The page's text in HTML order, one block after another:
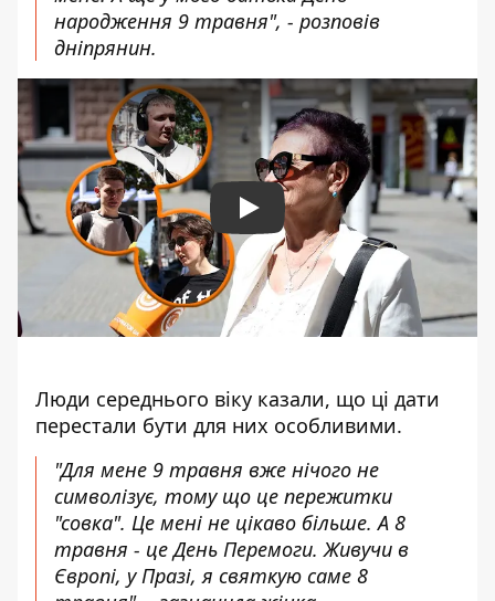
народження 9 травня", - розповів
дніпрянин.
Play
Люди середнього віку казали, що ці дати
перестали бути для них особливими.
"Для мене 9 травня вже нічого не
символізує, тому що це пережитки
"совка". Це мені не цікаво більше. А 8
травня - це День Перемоги. Живучи в
Європі, у Празі, я святкую саме 8